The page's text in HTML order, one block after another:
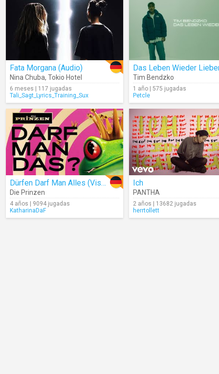
Fata Morgana (Audio)
Nina Chuba, Tokio Hotel
6 meses | 117 jugadas
Tali_Sagt_Lyrics_Training_Sux
Das Leben Wieder
Tim Bendzko
1 año | 575 jugadas
Petcle
Dürfen Darf Man Alles (Visualizer)
Die Prinzen
4 años | 9094 jugadas
KatharinaDaF
Ich
PANTHA
2 años | 13682 jugadas
herrtollett